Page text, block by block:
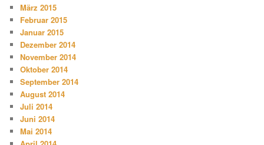
März 2015
Februar 2015
Januar 2015
Dezember 2014
November 2014
Oktober 2014
September 2014
August 2014
Juli 2014
Juni 2014
Mai 2014